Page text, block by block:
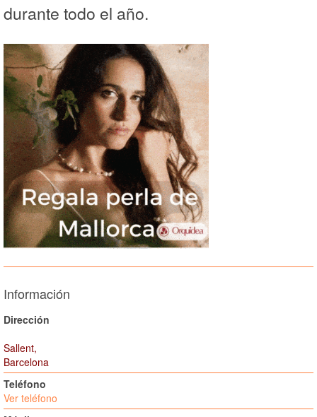
durante todo el año.
Información
Dirección
Sallent,
Barcelona
Teléfono
Ver teléfono